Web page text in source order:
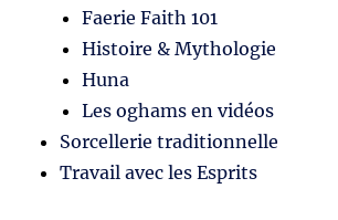
Faerie Faith 101
Histoire & Mythologie
Huna
Les oghams en vidéos
Sorcellerie traditionnelle
Travail avec les Esprits